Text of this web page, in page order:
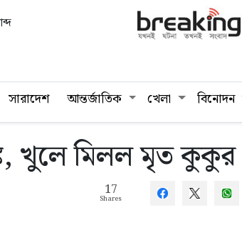
সারাদেশ আন্তর্জাতিক খেলা বিনোদন
খুলে মিলল মৃত কুকুর
17
Shares